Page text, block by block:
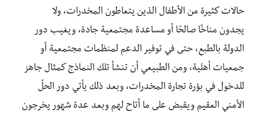
حالات كثيرة من الأطفال الذين يتعاطون المخدرات، ولا
يجدون مناخًا صالحًا أو مساعدة مجتمعية جادة، ويغيب دور
الدولة بالطبع، حتى في توفير الدعم لمنظمات مجتمعية أو
جمعيات أهلية، ومن الطبيعي أن تنشأ تلك النماذج كمثال جاهز
للدخول في بؤرة تجارة المخدرات، وبعد ذلك يأتي دور الحلّ
الأمني العقيم ويقبض على ما أتاح لهم وبعد عدة شهور يخرجون